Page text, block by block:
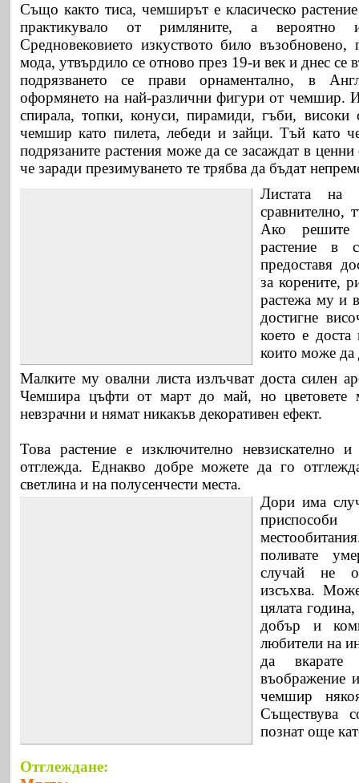
Също както тиса, чемширът е класическо
практикувало от римляните, а
Средновековието изкуството било
мода, утвърдило се отново през 19-и век и днес
подрязването се прави орнаментално, в
оформянето на най-различни фигури от чемшир.
спирала, топки, конуси, пирамиди, гъби, високи
чемшир като пилета, лебеди и зайци. Тъй като
подрязаните растения може да се засаждат в
че заради презимуването те трябва да бъдат
Листата на
сравнително,
Ако решите
растение в
предоставя
за корените,
растежа му и
достигне
което е доста
които може да
Малките му овални листа излъчват доста силен
Чемшира цъфти от март до май, но цветовете
невзрачни и нямат никакъв декоративен ефект.
Това растение е изключително невзискателно
отглежда. Еднакво добре можете да го
светлина и на полусенчести места.
Дори има
поливате
случай не
изсъхва.
цялата
добър и
любители на
да вкарате
въображение
чемшир
Съществува
познат още
Отглеждане: